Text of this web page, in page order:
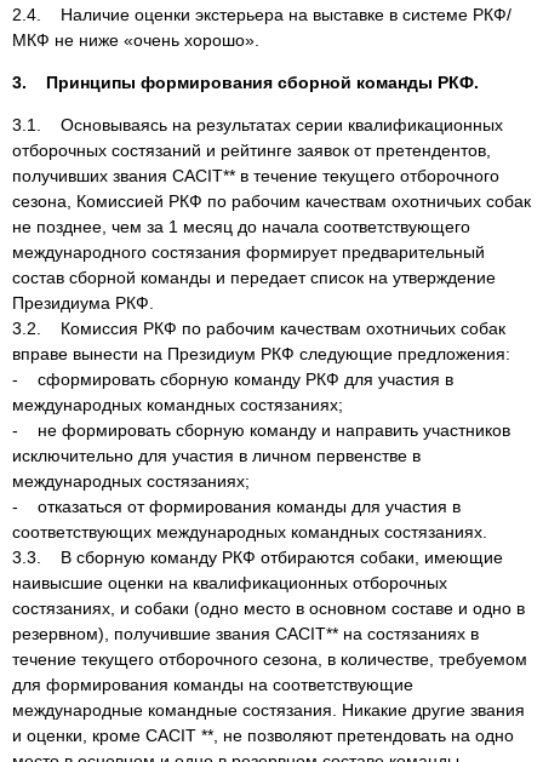
2.4. Наличие оценки экстерьера на выставке в системе РКФ/
МКФ не ниже «очень хорошо».
3. Принципы формирования сборной команды РКФ.
3.1. Основываясь на результатах серии квалификационных
отборочных состязаний и рейтинге заявок от претендентов,
получивших звания CACIT** в течение текущего отборочного
сезона, Комиссией РКФ по рабочим качествам охотничьих собак
не позднее, чем за 1 месяц до начала соответствующего
международного состязания формирует предварительный
состав сборной команды и передает список на утверждение
Президиума РКФ.
3.2. Комиссия РКФ по рабочим качествам охотничьих собак
вправе вынести на Президиум РКФ следующие предложения:
- сформировать сборную команду РКФ для участия в
международных командных состязаниях;
- не формировать сборную команду и направить участников
исключительно для участия в личном первенстве в
международных состязаниях;
- отказаться от формирования команды для участия в
соответствующих международных командных состязаниях.
3.3. В сборную команду РКФ отбираются собаки, имеющие
наивысшие оценки на квалификационных отборочных
состязаниях, и собаки (одно место в основном составе и одно в
резервном), получившие звания CACIT** на состязаниях в
течение текущего отборочного сезона, в количестве, требуемом
для формирования команды на соответствующие
международные командные состязания. Никакие другие звания
и оценки, кроме CACIT **, не позволяют претендовать на одно